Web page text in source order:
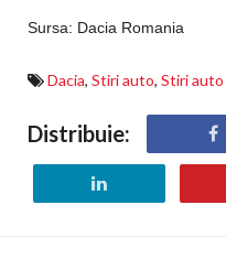
Sursa: Dacia Romania
Dacia, Stiri auto, Stiri auto
Distribuie: